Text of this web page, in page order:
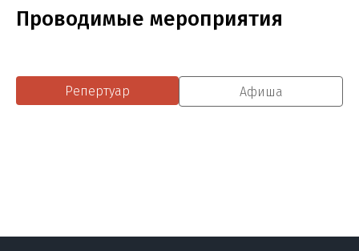
Проводимые мероприятия
Репертуар Афиша